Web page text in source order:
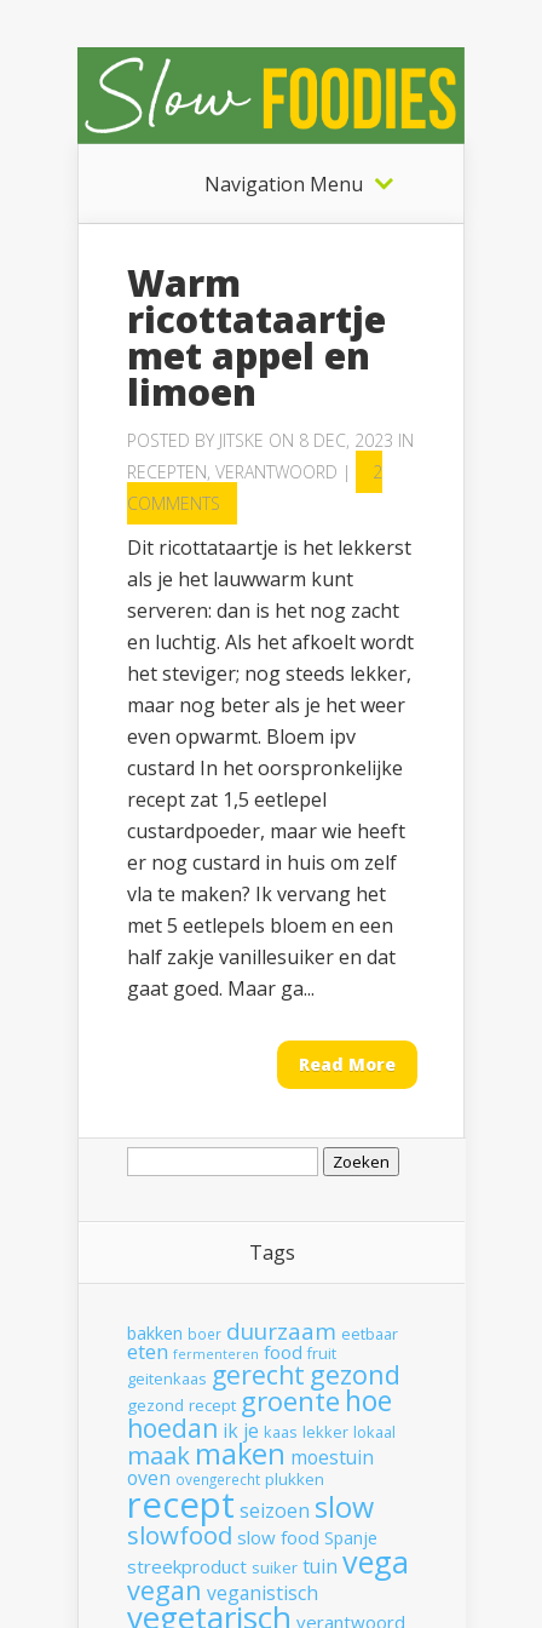
Navigation Menu
Warm
ricottataartje
met appel en
limoen
POSTED BY JITSKE ON 8 DEC, 2023 IN
RECEPTEN, VERANTWOORD |
2
COMMENTS
Dit ricottataartje is het lekkerst
als je het lauwwarm kunt
serveren: dan is het nog zacht
en luchtig. Als het afkoelt wordt
het steviger; nog steeds lekker,
maar nog beter als je het weer
even opwarmt. Bloem ipv
custard In het oorspronkelijke
recept zat 1,5 eetlepel
custardpoeder, maar wie heeft
er nog custard in huis om zelf
vla te maken? Ik vervang het
met 5 eetlepels bloem en een
half zakje vanillesuiker en dat
gaat goed. Maar ga...
Read More
Zoeken
Tags
bakken boer duurzaam eetbaar
eten fermenteren food fruit
geitenkaas gerecht gezond
gezond recept groente hoe
hoedan ik je kaas lekker lokaal
maak maken moestuin
oven ovengerecht plukken
recept seizoen slow
slowfood slow food Spanje
streekproduct suiker tuin vega
vegan veganistisch
vegetarisch verantwoord